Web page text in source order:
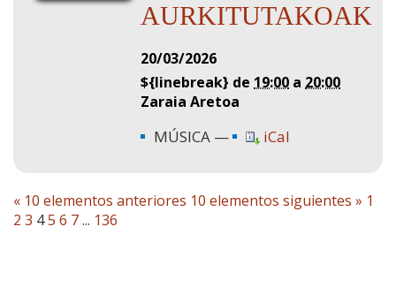
AURKITUTAKOAK
20/03/2026
${linebreak} de 19:00 a 20:00
Zaraia Aretoa
MÚSICA iCal
« 10 elementos anteriores 10 elementos siguientes » 1
2 3 45 6 7... 136